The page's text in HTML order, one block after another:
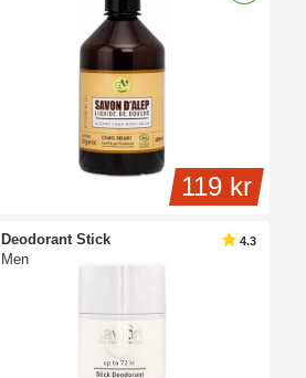
119 kr
Deodorant Stick
Men
4.3